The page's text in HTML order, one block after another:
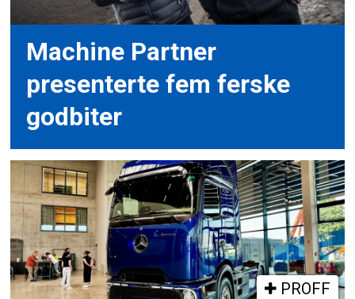
Machine Partner
presenterte fem ferske
godbiter
PROFF